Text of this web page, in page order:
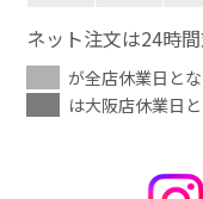
ネット注文は24時
が全店休業日と
は大阪店休業日